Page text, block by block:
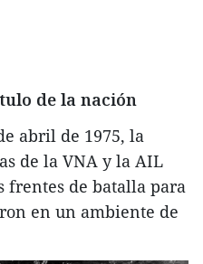
de la nación
abril de 1975, la
de la VNA y la AIL
frentes de batalla para
en un ambiente de